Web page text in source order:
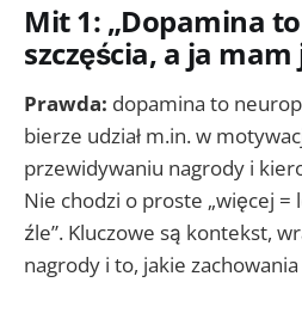
Mit 1: „Dopamina
szczęścia, a ja mam
Prawda: dopamina to
bierze udział m.in. w
przewidywaniu nagrody i
Nie chodzi o proste „więcej =
źle”. Kluczowe są kontekst,
nagrody i to, jakie